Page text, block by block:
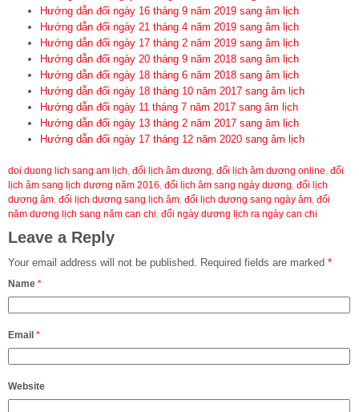
Hướng dẫn đổi ngày 16 tháng 9 năm 2019 sang âm lịch
Hướng dẫn đổi ngày 21 tháng 4 năm 2019 sang âm lịch
Hướng dẫn đổi ngày 17 tháng 2 năm 2019 sang âm lịch
Hướng dẫn đổi ngày 20 tháng 9 năm 2018 sang âm lịch
Hướng dẫn đổi ngày 18 tháng 6 năm 2018 sang âm lịch
Hướng dẫn đổi ngày 18 tháng 10 năm 2017 sang âm lịch
Hướng dẫn đổi ngày 11 tháng 7 năm 2017 sang âm lịch
Hướng dẫn đổi ngày 13 tháng 2 năm 2017 sang âm lịch
Hướng dẫn đổi ngày 17 tháng 12 năm 2020 sang âm lịch
doi duong lich sang am lịch, đổi lịch âm dương, đổi lịch âm dương online, đổi
lịch âm sang lịch dương năm 2016, đổi lịch âm sang ngày dương, đổi lịch
dương âm, đổi lịch dương sang lịch âm, đổi lịch dương sang ngày âm, đổi
năm dương lịch sang năm can chi, đổi ngày dương lịch ra ngày can chi
Leave a Reply
Your email address will not be published. Required fields are marked *
Name *
Email *
Website